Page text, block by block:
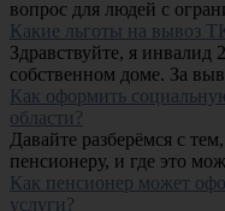
вопрос для людей с
Какие льготы на вывоз
Здравствуйте, я
собственном доме. За
Как оформить
области?
Давайте разберёмся с
пенсионеру, и где это
Как пенсионер может
услуги?